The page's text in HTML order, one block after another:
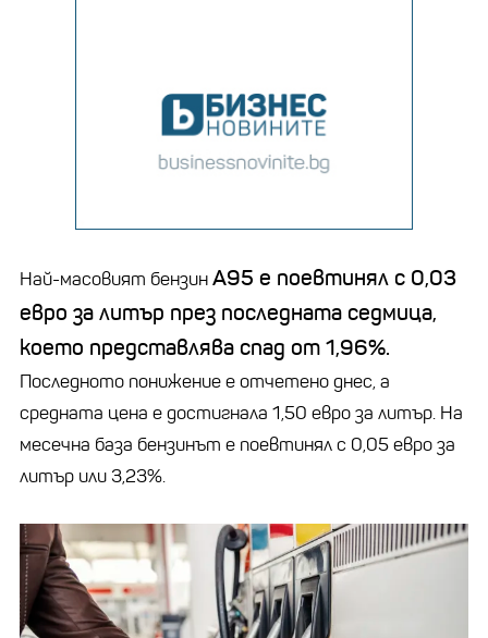
Най-масовият бензинА95 е поевтинял с 0,03
евро за литър през последната седмица,
което представлява спад от 1,96%.
Последното понижение е отчетено днес, а
средната цена е достигнала 1,50 евро за литър. На
месечна база бензинът е поевтинял с 0,05 евро за
литър или 3,23%.